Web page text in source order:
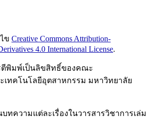
ข Creative Commons Attribution-
4.0 International License.
พิมพ์เป็นลิขสิทธิ์ของคณะ
เทคโนโลยีอุตสาหกรรม มหาวิทยาลัย
ทความแต่ละเรื่องในวารสารวิชาการเล่ม